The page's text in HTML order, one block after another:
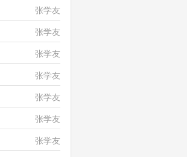
许志安、郑中基
张学友
张学友
张学友
张学友
张学友
张学友
张学友